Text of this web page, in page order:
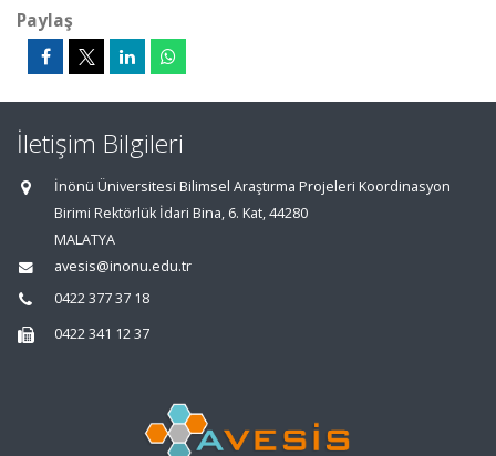
Paylaş
İletişim Bilgileri
İnönü Üniversitesi Bilimsel Araştırma Projeleri Koordinasyon
Birimi Rektörlük İdari Bina, 6. Kat, 44280
MALATYA
avesis@inonu.edu.tr
0422 377 37 18
0422 341 12 37